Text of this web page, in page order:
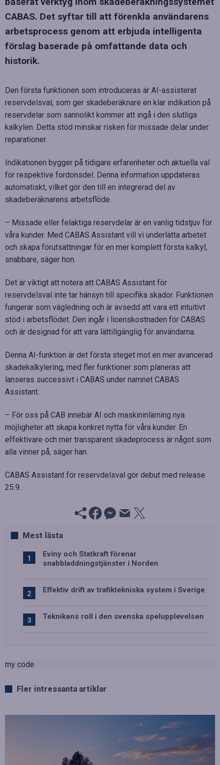
CABAS. Det syftar till att förenkla användarens
arbetsprocess genom att erbjuda intelligenta
förslag baserade på omfattande data och
historik.
Den första funktionen som introduceras är AI-assisterat
reservdelsval, som ger skadeberäknare en klar indikation på
reservdelar som sannolikt kommer att ingå i den slutliga
kalkylen. Detta stöd minskar risken för missade delar under
reparationer.
Indikationen bygger på tidigare erfarenheter och aktuella val
för respektive fordonsdel. Denna information uppdateras
automatiskt, vilket gör den till en integrerad del av
skadeberäknarens arbetsflöde.
– Missade eller felaktiga reservdelar är en vanlig tidstjuv för
våra kunder. Med CABAS Assistant vill vi underlätta arbetet
och skapa förutsättningar för en mer komplett första kalkyl,
snabbare, säger hon.
Det är viktigt att notera att CABAS Assistant för
reservdelsval inte tar hänsyn till specifika skador. Funktionen
fungerar som vägledning och är avsedd att vara ett intuitivt
stöd i arbetsflödet. Den ingår i licenskostnaden för CABAS
och är designad för att vara lättillgänglig för användarna.
Denna AI-funktion är det första steget mot en mer avancerad
skadekalkylering, med fler funktioner som planeras att
lanseras successivt i CABAS under namnet CABAS
Assistant.
– För oss på CAB innebär AI och maskininlärning nya
möjligheter att skapa konkret nytta för våra kunder. En
effektivare och mer transparent skadeprocess är något som
alla vinner på, säger han.
CABAS Assistant för reservdelsval gör debut med release
25.9.
Mest lästa
Eviny och Statkraft förenar
snabbladdningstjänster i Norden
Effektiv drift av trafiktekniska system i Sverige
Teknikens roll i den svenska spelupplevelsen
my code
Fler intressanta artiklar